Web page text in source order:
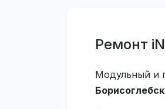
Ремонт
Модульный и